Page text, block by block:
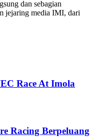
dan sebagian
jejaring media IMI, dari
Race At Imola
Racing Berpeluang